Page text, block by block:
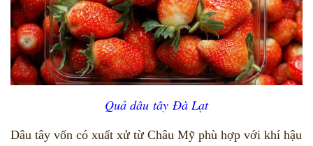
Quả dâu tây Đà Lạt
Dâu tây vốn có xuất xử từ Châu Mỹ phù hợp với khí hậu